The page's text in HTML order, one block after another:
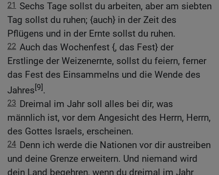
21 Sechs Tage sollst du arbeiten, aber am siebten
Tag sollst du ruhen; {auch} in der Zeit des
Pflügens und in der Ernte sollst du ruhen.
22 Auch das Wochenfest {, das Fest} der
Erstlinge der Weizenernte, sollst du feiern, ferner
das Fest des Einsammelns und die Wende des
Jahres[9].
23 Dreimal im Jahr soll alles bei dir, was
männlich ist, vor dem Angesicht des Herrn, Herrn,
des Gottes Israels, erscheinen.
24 Denn ich werde die Nationen vor dir austreiben
und deine Grenze erweitern. Und niemand wird
dein Land begehren, wenn du dreimal im Jahr